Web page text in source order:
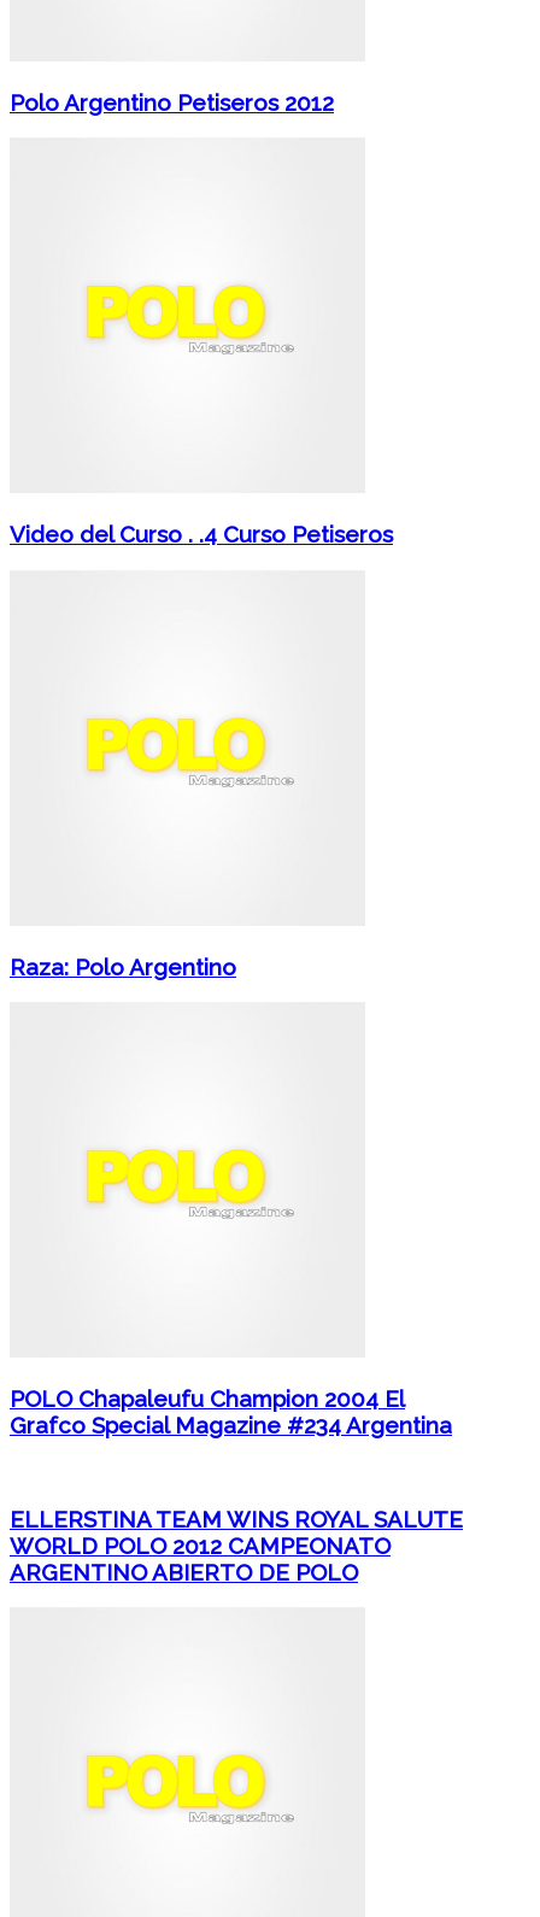
Polo Argentino Petiseros 2012
Video del Curso . .4 Curso Petiseros
Raza: Polo Argentino
POLO Chapaleufu Champion 2004 El
Grafco Special Magazine #234 Argentina
ELLERSTINA TEAM WINS ROYAL SALUTE
WORLD POLO 2012 CAMPEONATO
ARGENTINO ABIERTO DE POLO